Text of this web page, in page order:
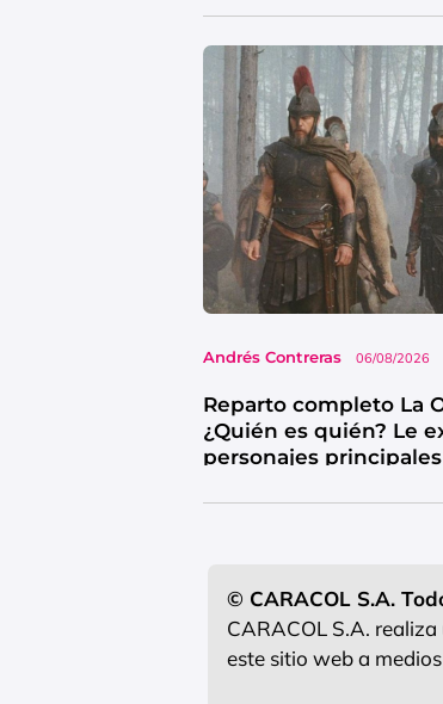
Andrés Contreras 06/08/2026
Reparto completo La
¿Quién es quién? Le
personajes principales
© CARACOL S.A.
CARACOL S.A.
este sitio web a